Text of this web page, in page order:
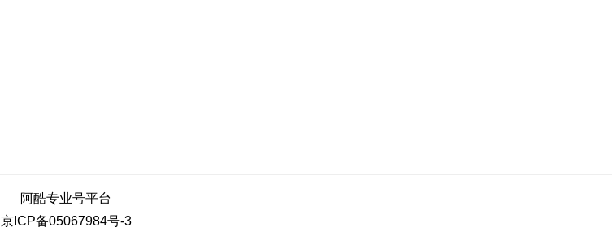
阿酷专业号平台
京ICP备05067984号-3